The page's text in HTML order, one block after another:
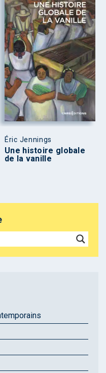
Éric Jennings
Une histoire globale
de la vanille